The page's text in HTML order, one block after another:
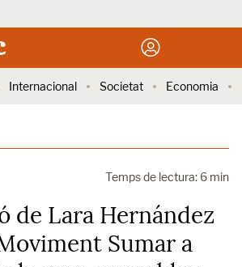
Internacional Societat Economia
Temps de lectura: 6 min
de Lara Hernández
Sumar a